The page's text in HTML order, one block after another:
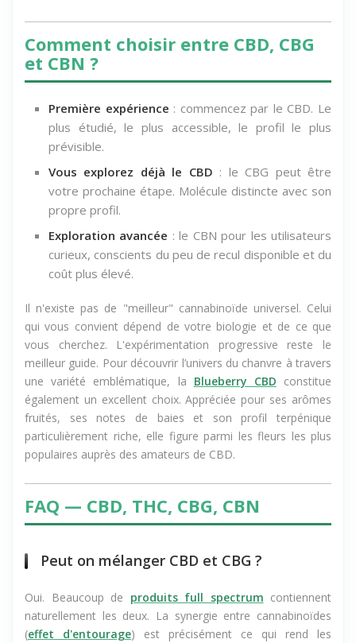
Comment choisir entre CBD, CBG
et CBN ?
Première expérience : commencez par le CBD. Le
plus étudié, le plus accessible, le profil le plus
Vous explorez déjà le CBD: le CBG peut être
votre prochaine étape. Molécule distincte avec son
Exploration avancée: le CBN pour les utilisateurs
curieux, conscients du peu de recul disponible et du
Il n'existe pas de "meilleur" cannabinoïde universel. Celui
qui vous convient dépend de votre biologie et de ce que
vous cherchez. L'expérimentation progressive reste le
meilleur guide. Pour découvrir l’univers du chanvre à travers
une variété emblématique, laBlueberry CBDconstitue
également un excellent choix. Appréciée pour ses arômes
fruités, ses notes de baies et son profil terpénique
particulièrement riche, elle figure parmi les fleurs les plus
FAQ — CBD, THC, CBG, CBN
Oui. Beaucoup deproduits full spectrumcontiennent
naturellement les deux. La synergie entre cannabinoïdes